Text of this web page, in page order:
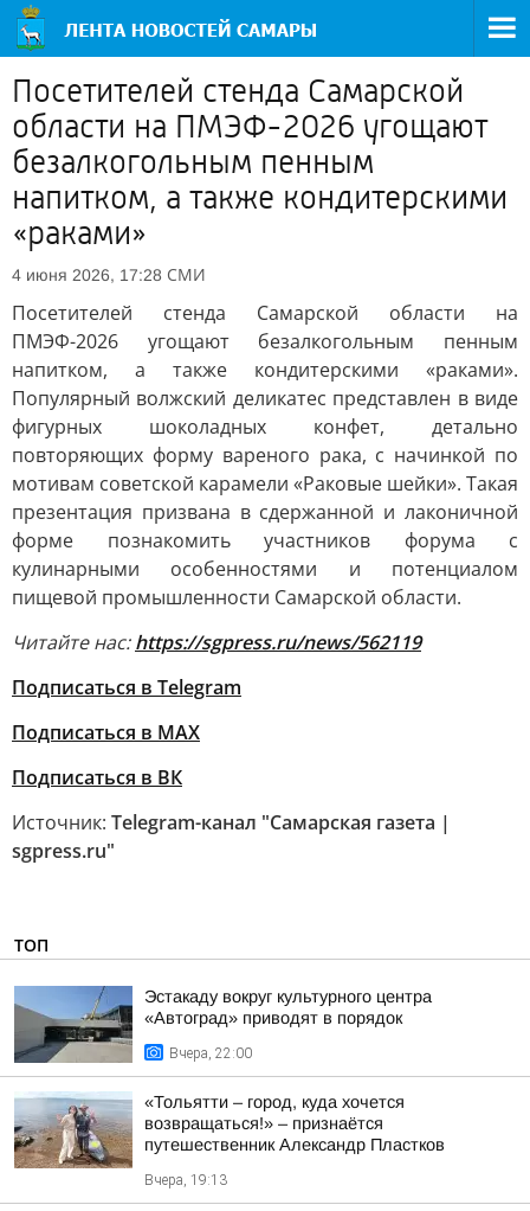
Посетителей стенда Самарской
области на ПМЭФ-2026 угощают
безалкогольным пенным
напитком, а также кондитерскими
«раками»
4 июня 2026, 17:28 СМИ
Посетителей стенда Самарской области на
ПМЭФ-2026 угощают безалкогольным пенным
напитком, а также кондитерскими «раками».
Популярный волжский деликатес представлен в виде
фигурных шоколадных конфет, детально
повторяющих форму вареного рака, с начинкой по
мотивам советской карамели «Раковые шейки». Такая
презентация призвана в сдержанной и лаконичной
форме познакомить участников форума с
кулинарными особенностями и потенциалом
пищевой промышленности Самарской области.
Читайте нас:https://sgpress.ru/news/562119
Подписаться в Telegram
Подписаться в MAX
Подписаться в ВК
Источник: Telegram-канал "Самарская газета |
sgpress.ru"
ТОП
Эстакаду вокруг культурного центра
«Автоград» приводят в порядок
Вчера, 22:00
«Тольятти – город, куда хочется
возвращаться!» – признаётся
путешественник Александр Пластков
Вчера, 19:13